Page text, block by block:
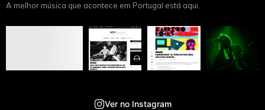
A melhor música que acontece em Portugal está aqui.
Ver no Instagram